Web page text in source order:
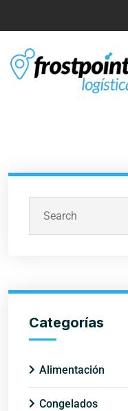
Categorías
Alimentación
Congelados